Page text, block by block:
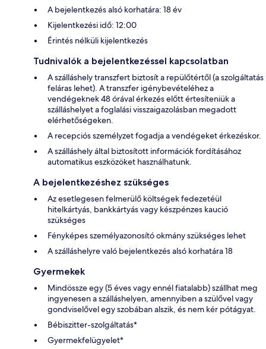
A bejelentkezés alsó korhatára: 18 év
Kijelentkezési idő: 12:00
Érintés nélküli kijelentkezés
Tudnivalók a bejelentkezéssel kapcsolatban
A szálláshely transzfert biztosít a repülőtértől (a szolgáltatás
feláras lehet). A transzfer igénybevételéhez a
vendégeknek 48 órával érkezés előtt értesíteniük a
szálláshelyet a foglalási visszaigazolásban megadott
elérhetőségeken.
A recepciós személyzet fogadja a vendégeket érkezéskor.
A szálláshely által biztosított információk fordításához
automatikus eszközöket használhatunk.
A bejelentkezéshez szükséges
Az esetlegesen felmerülő költségek fedezetéül
hitelkártyás, bankkártyás vagy készpénzes kaució
szükséges
Fényképes személyazonosító okmány szükséges lehet
A szálláshelyre való bejelentkezés alsó korhatára 18
Gyermekek
Mindössze egy (5 éves vagy ennél fiatalabb) szállhat meg
ingyenesen a szálláshelyen, amennyiben a szülővel vagy
gondviselővel egy szobában alszik, és nem kér pótágyat.
Bébiszitter-szolgáltatás*
Gyermekfelügyelet*